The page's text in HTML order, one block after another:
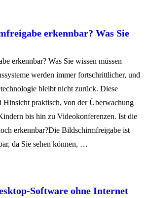
erkennbar? Was Sie
erkennbar? Was Sie wissen müssen
werden immer fortschrittlicher, und
bleibt nicht zurück. Diese
praktisch, von der Überwachung
bis hin zu Videokonferenzen. Ist die
erkennbar?Die Bildschirmfreigabe ist
da Sie sehen können, …
Software ohne Internet